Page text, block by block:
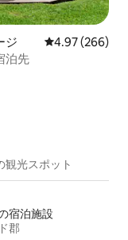
ジ レビュー266
4.97 (266)
泊先
観光スポット
宿泊施設
郡